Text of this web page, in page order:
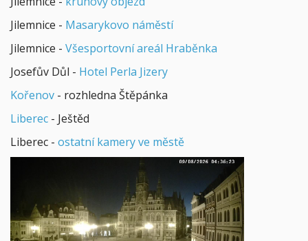
Jilemnice - Masarykovo náměstí
Jilemnice - Všesportovní areál Hraběnka
Josefův Důl - Hotel Perla Jizery
Kořenov - rozhledna Štěpánka
Liberec - Ještěd
Liberec - ostatní kamery ve městě